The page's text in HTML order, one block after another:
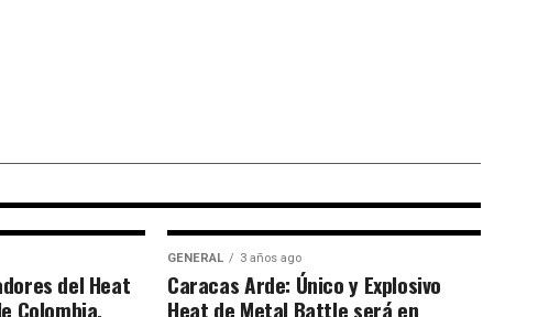
toda la info.
del Heat
Colombia.
GENERAL 3 años ago
Caracas Arde: Único y Explosivo
Heat de Metal Battle será en